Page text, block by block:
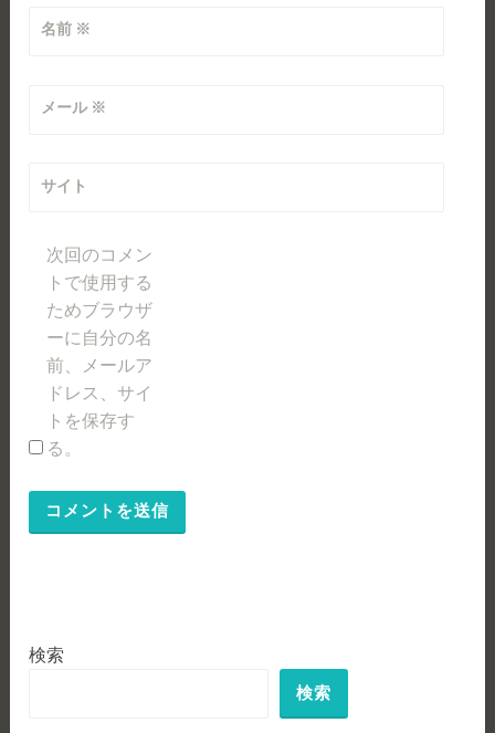
名前 ※
メール ※
サイト
次回のコメン
トで使用する
ためブラウザ
ーに自分の名
前、メールア
ドレス、サイ
トを保存す
る。
検索
検索